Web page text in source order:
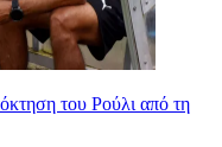
του Ρούλι από τη